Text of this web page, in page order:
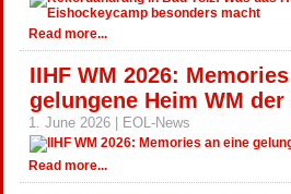
Read more...
IIHF WM 2026:
gelungene Heim WM
1. June 2026 | EOL-News
Read more...